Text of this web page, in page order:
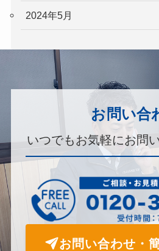
2024年5月
お問い合
いつでもお気軽にお問
お問い合わせ・